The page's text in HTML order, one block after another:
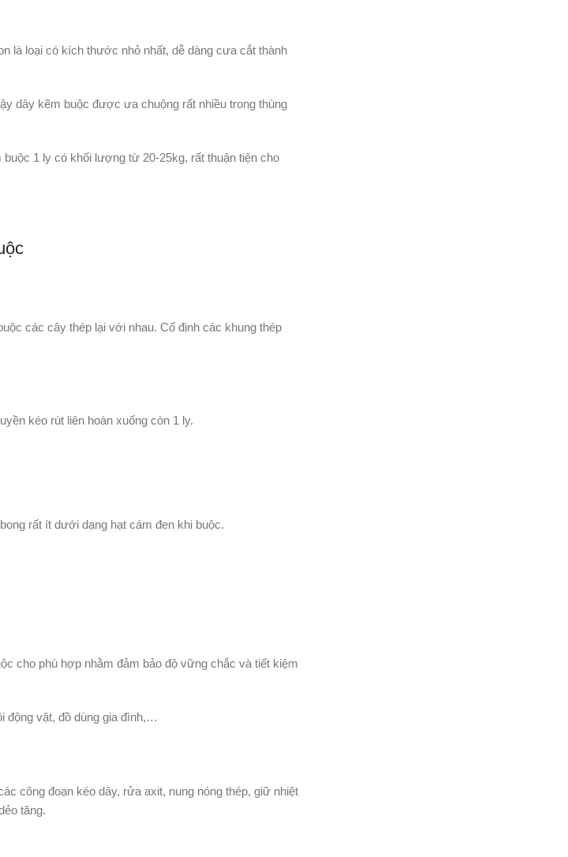
là loại có kích thước nhỏ nhất, dễ dàng cưa cắt thành
dây kẽm buộc được ưa chuộng rất nhiều trong thùng
1 ly có khối lượng từ 20-25kg, rất thuận tiện cho
các cây thép lại với nhau. Cố định các khung thép
kéo rút liên hoàn xuống còn 1 ly.
rất ít dưới dạng hạt cám đen khi buộc.
cho phù hợp nhằm đảm bảo độ vững chắc và tiết kiệm
động vật, đồ dùng gia đình,…
công đoạn kéo dây, rửa axit, nung nóng thép, giữ nhiệt
tăng.